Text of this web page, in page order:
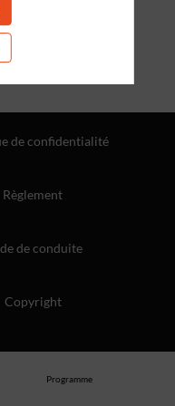
cillum dolore eu
de confidentialité
Règlement
de conduite
Copyright
Programme